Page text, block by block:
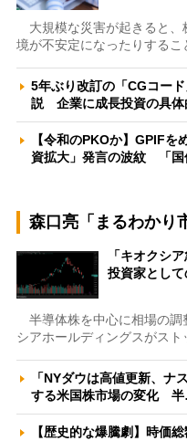
大規模な災害が起きると、
境が不安定になったりする
5年ぶり改訂の「CGコー
説 企業に成長投資の具
【令和のPKOか】GPIF
資拡大」発言の波紋 「
森口亮「まるわかり
「キオクシ
投資家とし
半導体株を中心に相場の調
シアホールディングスがス
「NYダウは高値更新、ナ
する米国株市場の変化
【歴史的な爆騰劇】時価